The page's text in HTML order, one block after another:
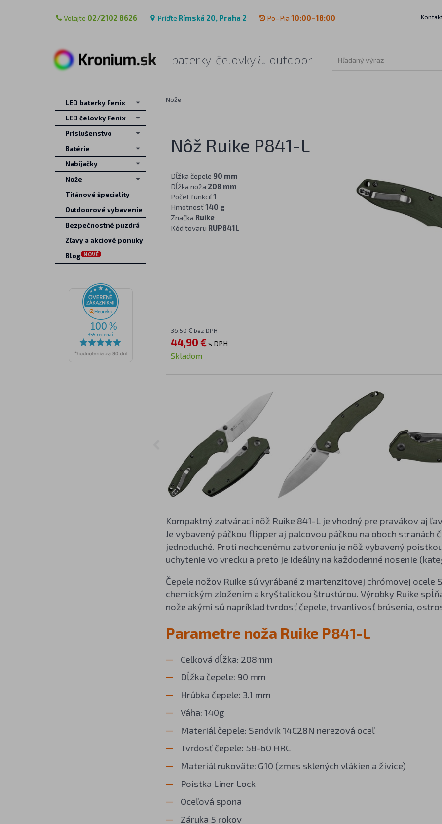
Volajte 02/2102 8626 Príďte Rímská 20, Praha 2 Po–Pia 10:00–18:00
baterky, čelovky & outdoor
Nože
Nôž Ruike P841-L
Dĺžka čepele 90 mm
Dĺžka noža 208 mm
Počet funkcií1
Hmotnosť 140 g
Značka Ruike
Kód tovaru RUP841L
36,50 € bez DPH
44,90 € s DPH
Skladom
Kompaktný zatvárací nôž Ruike 841-L je vhodný pre pravákov aj
Je vybavený páčkou flipper aj palcovou páčkou na oboch stranách
jednoduché. Proti nechcenému zatvoreniu je nôž vybavený
uchytenie vo vrecku a preto je ideálny na každodenné nosenie
Čepele nožov Ruike sú vyrábané z martenzitovej chrómovej ocele
chemickým zložením a kryštalickou štruktúrou. Výrobky Ruike
nože akými sú napríklad tvrdosť čepele, trvanlivosť brúsenia,
Parametre noža Ruike P841-L
Celková dĺžka: 208mm
Dĺžka čepele: 90 mm
Hrúbka čepele: 3.1 mm
Váha: 140g
Materiál čepele: Sandvik 14C28N nerezová oceľ
Tvrdosť čepele: 58-60 HRC
Materiál rukoväte: G10 (zmes sklených vlákien a živice)
Poistka Liner Lock
Oceľová spona
Záruka 5 rokov
LED baterky Fenix
LED čelovky Fenix
Príslušenstvo
Batérie
Nabíjačky
Nože
Titánové špeciality
Outdoorové vybavenie
Bezpečnostné puzdrá
Zľavy a akciové ponuky
Blog NOVÉ